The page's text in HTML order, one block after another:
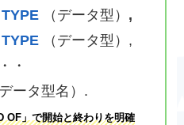
TYPE （データ型） ,
TYPE
（データ型）,
ータ型名）.
」で開始と終わりを明確